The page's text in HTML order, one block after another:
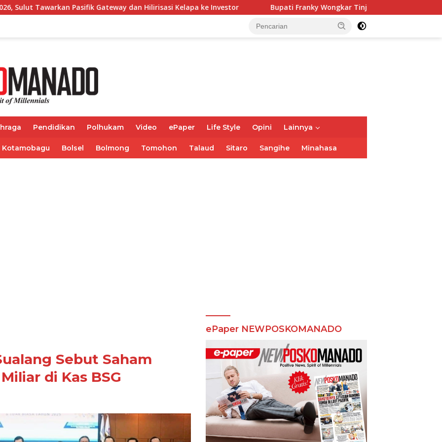
dan Hilirisasi Kelapa ke Investor Bupati Franky Wongkar Tinjau Posko Siaga Karhutla, Pastikan
Pendidikan Polhukam Video ePaper Life Style Opini Lainnya
Kotamobagu Bolsel Bolmong Tomohon Talaud Sitaro Sangihe Minahasa
Sebut Saham
di Kas BSG
ePaper NEWPOSKOMANADO